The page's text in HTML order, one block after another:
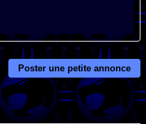
Poster une petite annonce